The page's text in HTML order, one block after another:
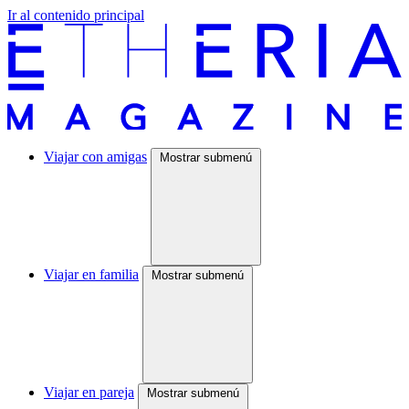
Ir al contenido principal
Viajar con amigas Mostrar submenú
Viajar en familia Mostrar submenú
Viajar en pareja Mostrar submenú